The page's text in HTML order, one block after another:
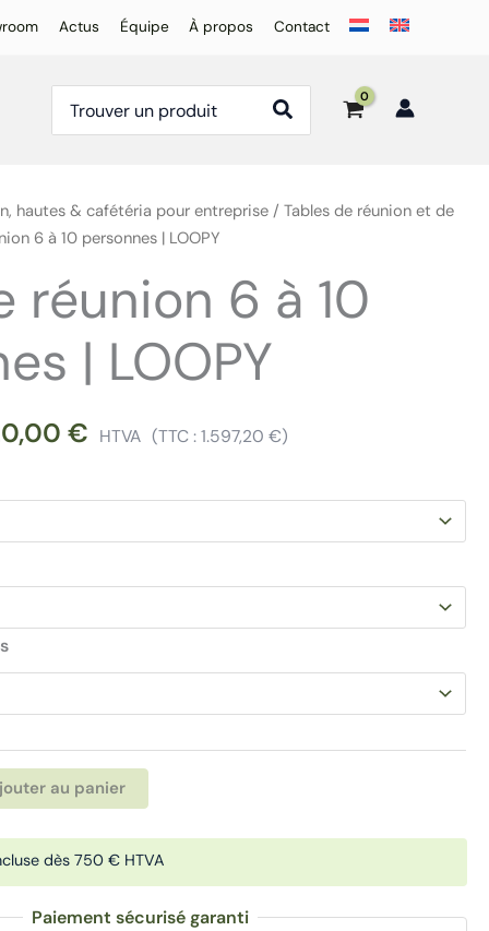
Actus Équipe À propos Contact
hautes & cafétéria pour entreprise /Tables de réunion et de
6 à 10 personnes | LOOPY
réunion 6 à 10
| LOOPY
€ HTVA (TTC :1.597,20€)
au panier
Paiement sécurisé garanti
dès 750 € HTVA